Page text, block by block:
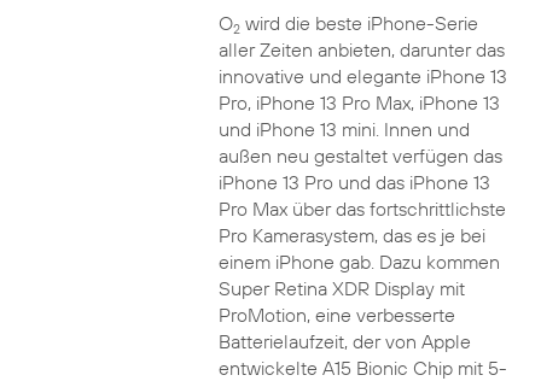
O2wird die beste iPhone-Serie
aller Zeiten anbieten, darunter das
innovative und elegante iPhone 13
Pro, iPhone 13 Pro Max, iPhone 13
und iPhone 13 mini. Innen und
außen neu gestaltet verfügen das
iPhone 13 Pro und das iPhone 13
Pro Max über das fortschrittlichste
Pro Kamerasystem, das es je bei
einem iPhone gab. Dazu kommen
Super Retina XDR Display mit
ProMotion, eine verbesserte
Batterielaufzeit, der von Apple
entwickelte A15 Bionic Chip mit 5-